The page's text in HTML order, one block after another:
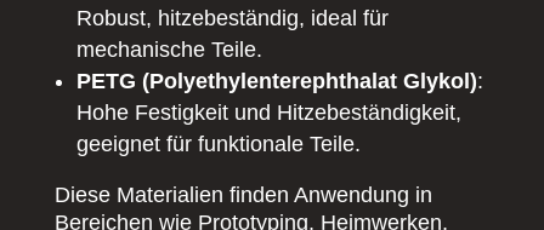
Robust, hitzebeständig, ideal für
mechanische Teile.
PETG (Polyethylenterephthalat Glykol):
Hohe Festigkeit und Hitzebeständigkeit,
geeignet für funktionale Teile.
Diese Materialien finden Anwendung in
Bereichen wie Prototyping, Heimwerken,